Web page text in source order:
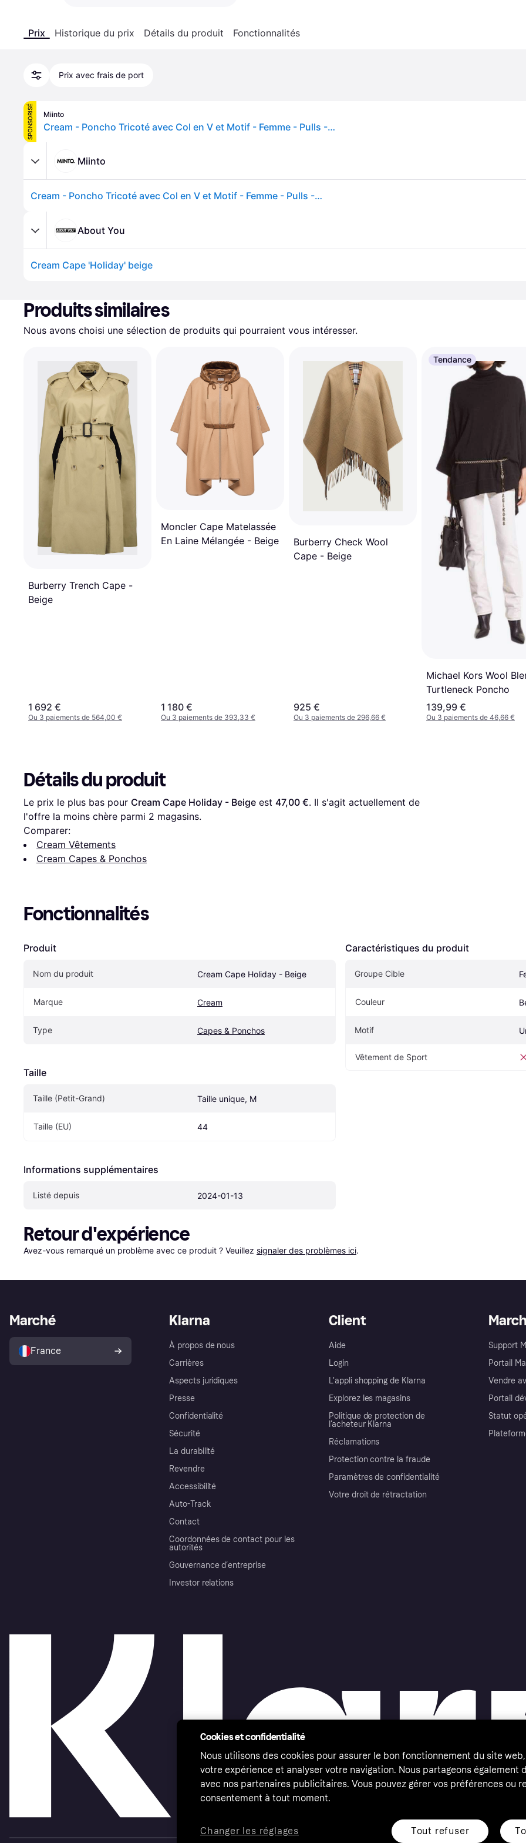
Prix Historique du prix Détails du produit Fonctionnalités
Prix avec frais de port
SPONSORISÉ Miinto
Cream - Poncho Tricoté avec Col en V et Motif - Femme - Pulls - Beige - Taille: ONE Size
Miinto
Cream - Poncho Tricoté avec Col en V et Motif - Femme - Pulls - Beige - Taille: ONE Size
About You
Cream Cape 'Holiday' beige
Produits similaires
Nous avons choisi une sélection de produits qui pourraient vous intéresser.
Burberry Trench Cape -
Beige
1 692 €
Ou 3 paiements de 564,00 €
Moncler Cape Matelassée
En Laine Mélangée - Beige
1 180 €
Ou 3 paiements de 393,33 €
Burberry Check Wool
Cape - Beige
925 €
Ou 3 paiements de 296,66 €
Tendance
Michael Kors Wool
Turtleneck Poncho
139,99 €
Ou 3 paiements de 46,66 €
Détails du produit
Le prix le plus bas pour Cream Cape Holiday - Beige est 47,00 €. Il s'agit actuellement de
l'offre la moins chère parmi 2 magasins.
Comparer:
Cream Vêtements
Cream Capes & Ponchos
Fonctionnalités
Produit
Nom du produit Cream Cape Holiday - Beige
Marque Cream
Type Capes & Ponchos
Taille
Taille (Petit-Grand) Taille unique, M
Taille (EU) 44
Informations supplémentaires
Listé depuis 2024-01-13
Caractéristiques du produit
Groupe Cible
Couleur
Motif
Vêtement de Sport
Retour d'expérience
Avez-vous remarqué un problème avec ce produit ? Veuillez signaler des problèmes ici.
Klarna
À propos de nous
Carrières
Aspects juridiques
Presse
Confidentialité
Sécurité
La durabilité
Revendre
Accessibilité
Auto-Track
Contact
Coordonnées de contact pour les
autorités
Gouvernance d’entreprise
Investor relations
Client
Aide
Login
L'appli shopping de Klarna
Explorez les magasins
Politique de protection de
l’acheteur Klarna
Réclamations
Protection contre la fraude
Paramètres de confidentialité
Votre droit de rétractation
Support
Portail
Vendre
Portail
Statut
Marché
France
Cookies et confidentialité
Nous utilisons des cookies pour assurer le bon fonctionnement du site
votre expérience et analyser votre navigation. Nous partageons également
avec nos partenaires publicitaires. Vous pouvez gérer vos préférences ou
consentement à tout moment.
Tout refuser
Changer les réglages